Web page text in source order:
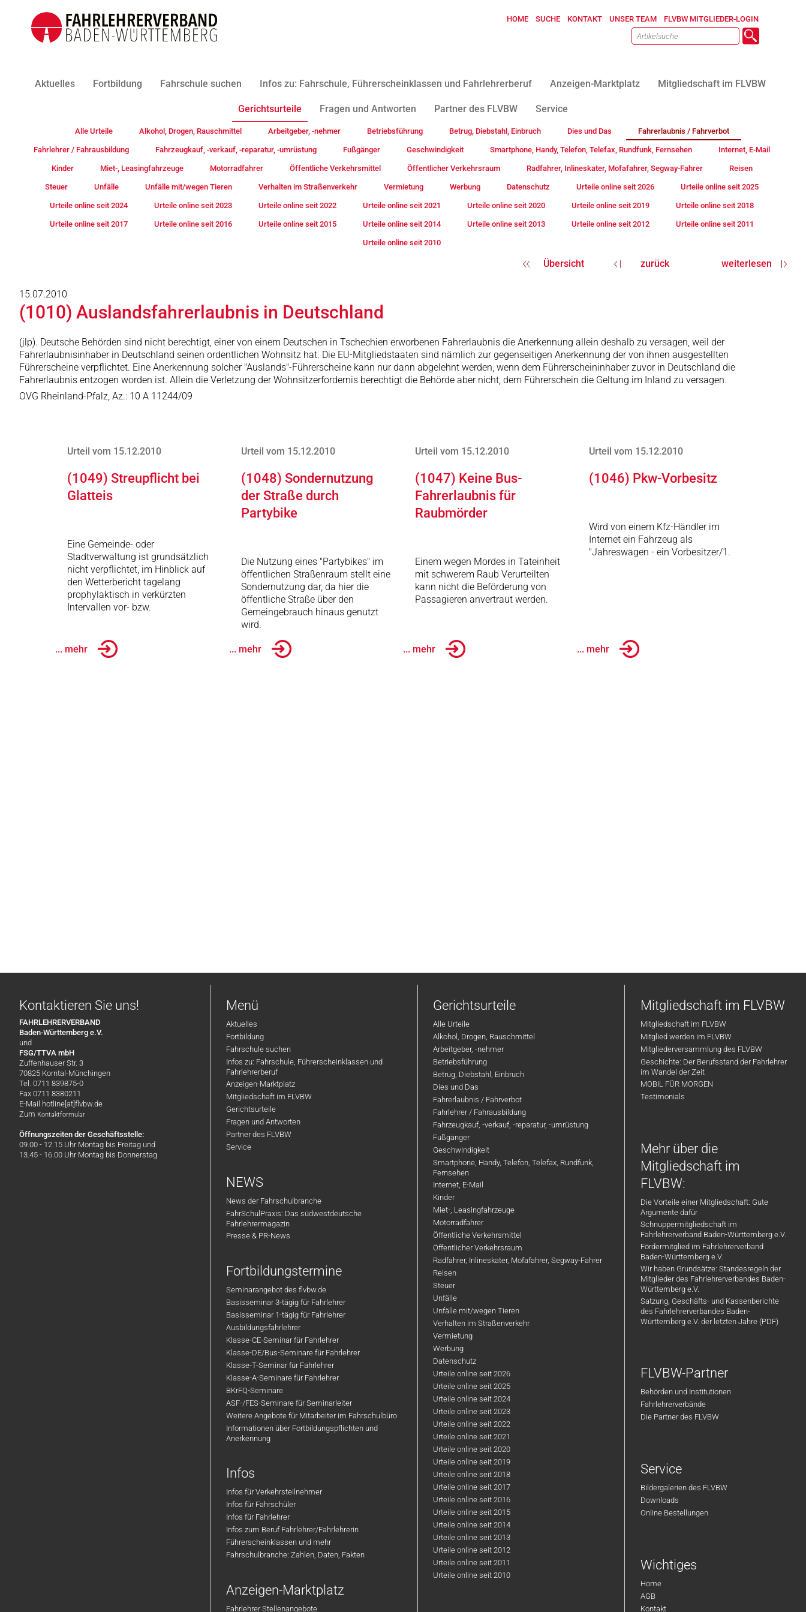
HOME SUCHE KONTAKT UNSER TEAM FLVBW MITGLIEDER-LOGIN
Aktuelles Fortbildung Fahrschule suchen Infos zu: Fahrschule, Führerscheinklassen und Fahrlehrerberuf Anzeigen-Marktplatz Mitgliedschaft im FLVBW
Gerichtsurteile Fragen und Antworten Partner des FLVBW Service
Alle Urteile Alkohol, Drogen, Rauschmittel Arbeitgeber, -nehmer Betriebsführung Betrug, Diebstahl, Einbruch Dies und Das Fahrerlaubnis / Fahrverbot
Fahrlehrer / Fahrausbildung Fahrzeugkauf, -verkauf, -reparatur, -umrüstung Fußgänger Geschwindigkeit Smartphone, Handy, Telefon, Telefax, Rundfunk, Fernsehen Internet, E-Mail
Kinder Miet-, Leasingfahrzeuge Motorradfahrer Öffentliche Verkehrsmittel Öffentlicher Verkehrsraum Radfahrer, Inlineskater, Mofafahrer, Segway-Fahrer Reisen
Steuer Unfälle Unfälle mit/wegen Tieren Verhalten im Straßenverkehr Vermietung Werbung Datenschutz Urteile online seit 2026 Urteile online seit 2025
Urteile online seit 2024 Urteile online seit 2023 Urteile online seit 2022 Urteile online seit 2021 Urteile online seit 2020 Urteile online seit 2019 Urteile online seit 2018
Urteile online seit 2017 Urteile online seit 2016 Urteile online seit 2015 Urteile online seit 2014 Urteile online seit 2013 Urteile online seit 2012 Urteile online seit 2011
Urteile online seit 2010
Übersicht zurück weiterlesen
15.07.2010
(1010) Auslandsfahrerlaubnis in Deutschland
(jlp). Deutsche Behörden sind nicht berechtigt, einer von einem Deutschen in Tschechien erworbenen Fahrerlaubnis die Anerkennung allein deshalb zu versagen, weil der
Fahrerlaubnisinhaber in Deutschland seinen ordentlichen Wohnsitz hat. Die EU-Mitgliedstaaten sind nämlich zur gegenseitigen Anerkennung der von ihnen ausgestellten
Führerscheine verpflichtet. Eine Anerkennung solcher "Auslands"-Führerscheine kann nur dann abgelehnt werden, wenn dem Führerscheininhaber zuvor in Deutschland die
Fahrerlaubnis entzogen worden ist. Allein die Verletzung der Wohnsitzerfordernis berechtigt die Behörde aber nicht, dem Führerschein die Geltung im Inland zu versagen.
OVG Rheinland-Pfalz, Az.: 10 A 11244/09
Urteil vom 15.12.2010
(1049) Streupflicht bei
Glatteis
Eine Gemeinde- oder
Stadtverwaltung ist grundsätzlich
nicht verpflichtet, im Hinblick auf
den Wetterbericht tagelang
prophylaktisch in verkürzten
Intervallen vor- bzw.
... mehr
Urteil vom 15.12.2010
(1048) Sondernutzung
der Straße durch
Partybike
Die Nutzung eines "Partybikes" im
öffentlichen Straßenraum stellt eine
Sondernutzung dar, da hier die
öffentliche Straße über den
Gemeingebrauch hinaus genutzt
wird.
... mehr
Urteil vom 15.12.2010
(1047) Keine Bus-
Fahrerlaubnis für
Raubmörder
Einem wegen Mordes in Tateinheit
mit schwerem Raub Verurteilten
kann nicht die Beförderung von
Passagieren anvertraut werden.
... mehr
Urteil vom 15.12.2010
(1046) Pkw-Vorbesitz
Wird von einem Kfz-Händler im
Internet ein Fahrzeug als
"Jahreswagen - ein Vorbesitzer/1.
... mehr
Kontaktieren Sie uns!
FAHRLEHRERVERBAND
Baden-Württemberg e.V.
und
FSG/TTVA mbH
Zuffenhauser Str. 3
70825 Korntal-Münchingen
Tel. 0711 839875-0
Fax 0711 8380211
E-Mail hotline[at]flvbw.de
Zum Kontaktformular
Öffnungszeiten der Geschäftsstelle:
09.00 - 12.15 Uhr Montag bis Freitag und
13.45 - 16.00 Uhr Montag bis Donnerstag
Menü
Aktuelles
Fortbildung
Fahrschule suchen
Infos zu: Fahrschule, Führerscheinklassen und
Fahrlehrerberuf
Anzeigen-Marktplatz
Mitgliedschaft im FLVBW
Gerichtsurteile
Fragen und Antworten
Partner des FLVBW
Service
NEWS
News der Fahrschulbranche
FahrSchulPraxis: Das südwestdeutsche
Fahrlehrermagazin
Presse & PR-News
Fortbildungstermine
Seminarangebot des flvbw.de
Basisseminar 3-tägig für Fahrlehrer
Basisseminar 1-tägig für Fahrlehrer
Ausbildungsfahrlehrer
Klasse-CE-Seminar für Fahrlehrer
Klasse-DE/Bus-Seminare für Fahrlehrer
Klasse-T-Seminar für Fahrlehrer
Klasse-A-Seminare für Fahrlehrer
BKrFQ-Seminare
ASF-/FES-Seminare für Seminarleiter
Weitere Angebote für Mitarbeiter im Fahrschulbüro
Informationen über Fortbildungspflichten und
Anerkennung
Infos
Infos für Verkehrsteilnehmer
Infos für Fahrschüler
Infos für Fahrlehrer
Infos zum Beruf Fahrlehrer/Fahrlehrerin
Führerscheinklassen und mehr
Fahrschulbranche: Zahlen, Daten, Fakten
Anzeigen-Marktplatz
Fahrlehrer Stellenangebote
Gerichtsurteile
Alle Urteile
Alkohol, Drogen, Rauschmittel
Arbeitgeber, -nehmer
Betriebsführung
Betrug, Diebstahl, Einbruch
Dies und Das
Fahrerlaubnis / Fahrverbot
Fahrlehrer / Fahrausbildung
Fahrzeugkauf, -verkauf, -reparatur, -umrüstung
Fußgänger
Geschwindigkeit
Smartphone, Handy, Telefon, Telefax, Rundfunk,
Fernsehen
Internet, E-Mail
Kinder
Miet-, Leasingfahrzeuge
Motorradfahrer
Öffentliche Verkehrsmittel
Öffentlicher Verkehrsraum
Radfahrer, Inlineskater, Mofafahrer, Segway-Fahrer
Reisen
Steuer
Unfälle
Unfälle mit/wegen Tieren
Verhalten im Straßenverkehr
Vermietung
Werbung
Datenschutz
Urteile online seit 2026
Urteile online seit 2025
Urteile online seit 2024
Urteile online seit 2023
Urteile online seit 2022
Urteile online seit 2021
Urteile online seit 2020
Urteile online seit 2019
Urteile online seit 2018
Urteile online seit 2017
Urteile online seit 2016
Urteile online seit 2015
Urteile online seit 2014
Urteile online seit 2013
Urteile online seit 2012
Urteile online seit 2011
Urteile online seit 2010
Mitgliedschaft im FLVBW
Mitgliedschaft im FLVBW
Mitglied werden im FLVBW
Mitgliederversammlung des FLVBW
Geschichte: Der Berufsstand der Fahrlehrer
im Wandel der Zeit
MOBIL FÜR MORGEN
Testimonials
Mehr über die
Mitgliedschaft im
FLVBW:
Die Vorteile einer Mitgliedschaft: Gute
Argumente dafür
Schnuppermitgliedschaft im
Fahrlehrerverband Baden-Württemberg e.V.
Fördermitglied im Fahrlehrerverband
Baden-Württemberg e.V.
Wir haben Grundsätze: Standesregeln der
Mitglieder des Fahrlehrerverbandes Baden-
Württemberg e.V.
Satzung, Geschäfts- und Kassenberichte
des Fahrlehrerverbandes Baden-
Württemberg e.V. der letzten Jahre (PDF)
FLVBW-Partner
Behörden und Institutionen
Fahrlehrerverbände
Die Partner des FLVBW
Service
Bildergalerien des FLVBW
Downloads
Online Bestellungen
Wichtiges
Home
AGB
Kontakt